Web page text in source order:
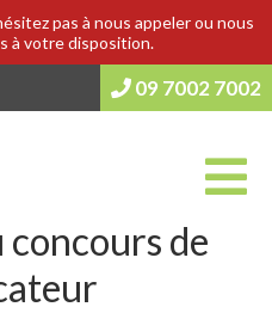
pas à nous appeler ou nous
à votre disposition.
09 7002 7002
de